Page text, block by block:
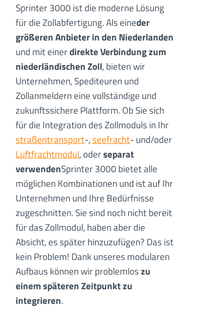
Sprinter 3000 ist die moderne Lösung
für die Zollabfertigung. Als eineder
größeren Anbieter in den Niederlanden
und mit einerdirekte Verbindung zum
niederländischen Zoll, bieten wir
Unternehmen, Spediteuren und
Zollanmeldern eine vollständige und
zukunftssichere Plattform. Ob Sie sich
für die Integration des Zollmoduls in Ihr
straßentransport-, seefracht- und/oder
Luftfrachtmodul, oderseparat
verwendenSprinter 3000 bietet alle
möglichen Kombinationen und ist auf Ihr
Unternehmen und Ihre Bedürfnisse
zugeschnitten. Sie sind noch nicht bereit
für das Zollmodul, haben aber die
Absicht, es später hinzuzufügen? Das ist
kein Problem! Dank unseres modularen
Aufbaus können wir problemloszu
einem späteren Zeitpunkt zu
integrieren.